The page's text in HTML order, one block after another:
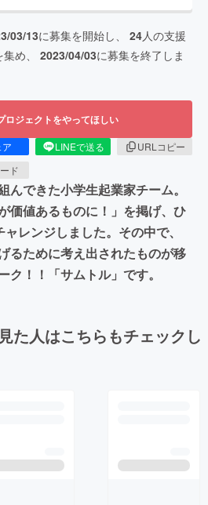
03/13に募集を開始し、 24人の支援
め、 2023/04/03に募集を終了しま
ロジェクトをやってほしい
LINEで送る
URLコピー
ド
んできた小学生起業家チーム。
価値あるものに！」を掲げ、ひ
レンジしました。その中で、
るために考え出されたものが移
ク！！「サムトル」です。
た人はこちらもチェックし